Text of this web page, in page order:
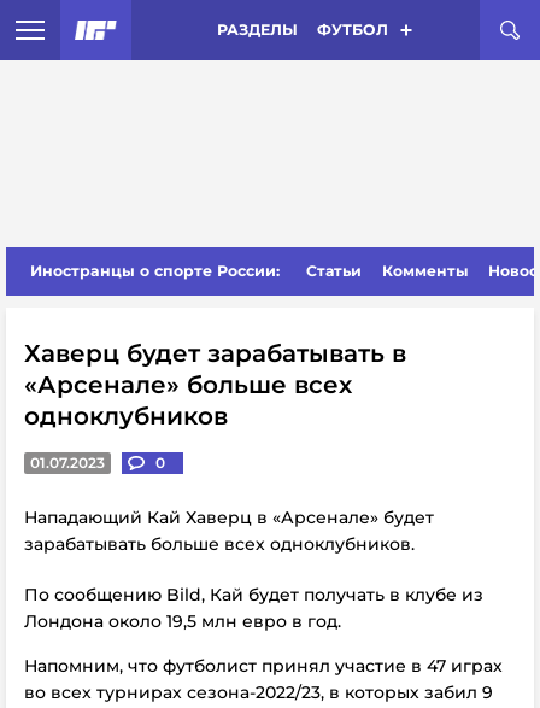
РАЗДЕЛЫ ФУТБОЛ
Иностранцы о спорте России: Статьи Комменты
Хаверц будет зарабатывать в
«Арсенале» больше всех
одноклубников
01.07.2023 0
Нападающий Кай Хаверц в «Арсенале» будет
зарабатывать больше всех одноклубников.
По сообщению Bild, Кай будет получать в клубе из
Лондона около 19,5 млн евро в год.
Напомним, что футболист принял участие в 47 играх
во всех турнирах сезона-2022/23, в которых забил 9